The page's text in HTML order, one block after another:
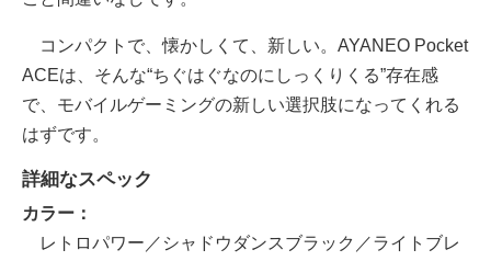
コンパクトで、懐かしくて、新しい。AYANEO Pocket
ACEは、そんな“ちぐはぐなのにしっくりくる”存在感
で、モバイルゲーミングの新しい選択肢になってくれる
はずです。
詳細なスペック
カラー：
レトロパワー／シャドウダンスブラック／ライトブレ